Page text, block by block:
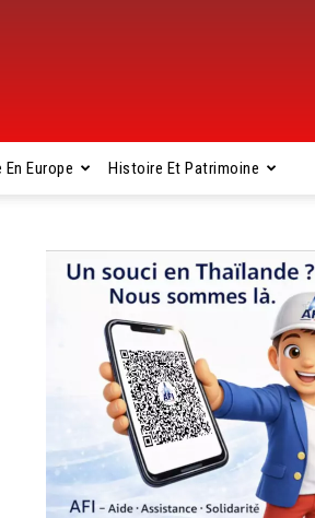
En Europe Histoire Et Patrimoine